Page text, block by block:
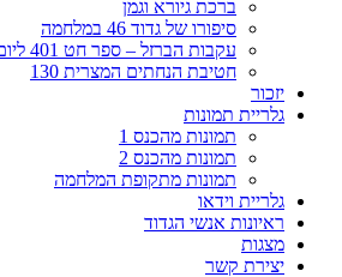
ברכת גיורא וגמן
סיפורו של גדוד 46 במלחמה
עקבות הברזל – ספר חט 401 ליום כיפור
חטיבת הנחתים המצרית 130
יזכור
גלריית תמונות
תמונות מהכנס 1
תמונות מהכנס 2
תמונות מתקופת המלחמה
גלריית וידאו
ראיונות אנשי הגדוד
מצגות
יצירת קשר